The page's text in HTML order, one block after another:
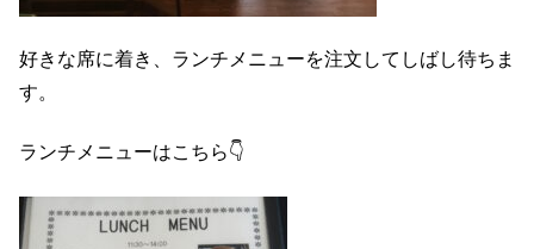
好きな席に着き、ランチメニューを注文してしばし待ちま
す。
ランチメニューはこちら👇